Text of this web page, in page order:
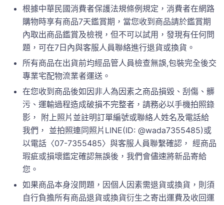
根據中華民國消費者保護法規條例規定，消費者在網路
購物時享有商品7天鑑賞期，當您收到商品請於鑑賞期
內取出商品鑑賞及檢視，但不可以試用，發現有任何問
題，可在7日內與客服人員聯絡進行退貨或換貨。
所有商品在出貨前均經品管人員檢查無誤,包裝完全後交
專業宅配物流業者運送。
在您收到商品後如因非人為因素之商品損毀、刮傷、髒
污、運輸過程造成破損不完整者，請務必以手機拍照錄
影， 附上照片並註明訂單編號或聯絡人姓名及電話給
我們， 並拍照連同照片LINE(ID: @wada7355485)或
以電話〈07-7355485〉與客服人員聯繫確認， 經商品
瑕疵或損壞鑑定確認無誤後，我們會儘速將新品寄給
您。
如果商品本身沒問題，因個人因素需退貨或換貨，則須
自行負擔所有商品退貨或換貨衍生之寄出運費及收回運